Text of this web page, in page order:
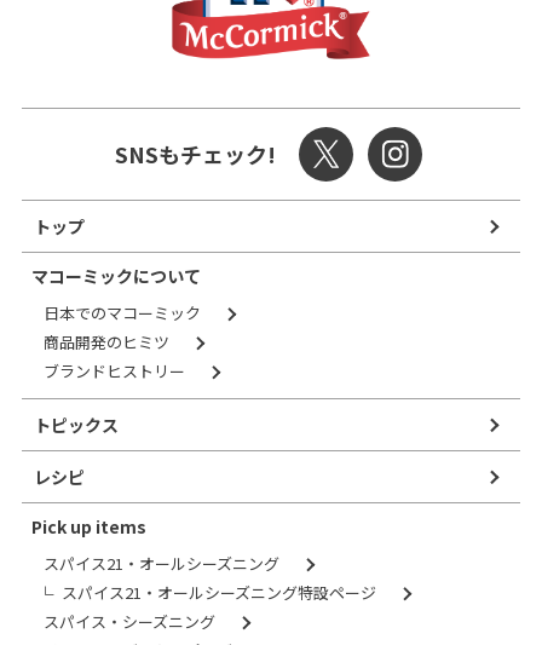
SNSもチェック!
トップ
マコーミックについて
日本でのマコーミック
商品開発のヒミツ
ブランドヒストリー
トピックス
レシピ
Pick up items
スパイス21・オールシーズニング
スパイス21・オールシーズニング特設ページ
スパイス・シーズニング